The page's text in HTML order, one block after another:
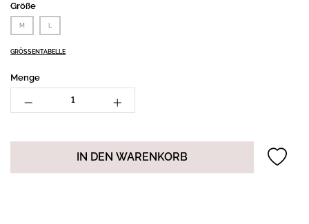
Größe
M L
GRÖSSENTABELLE
Menge
IN DEN WARENKORB